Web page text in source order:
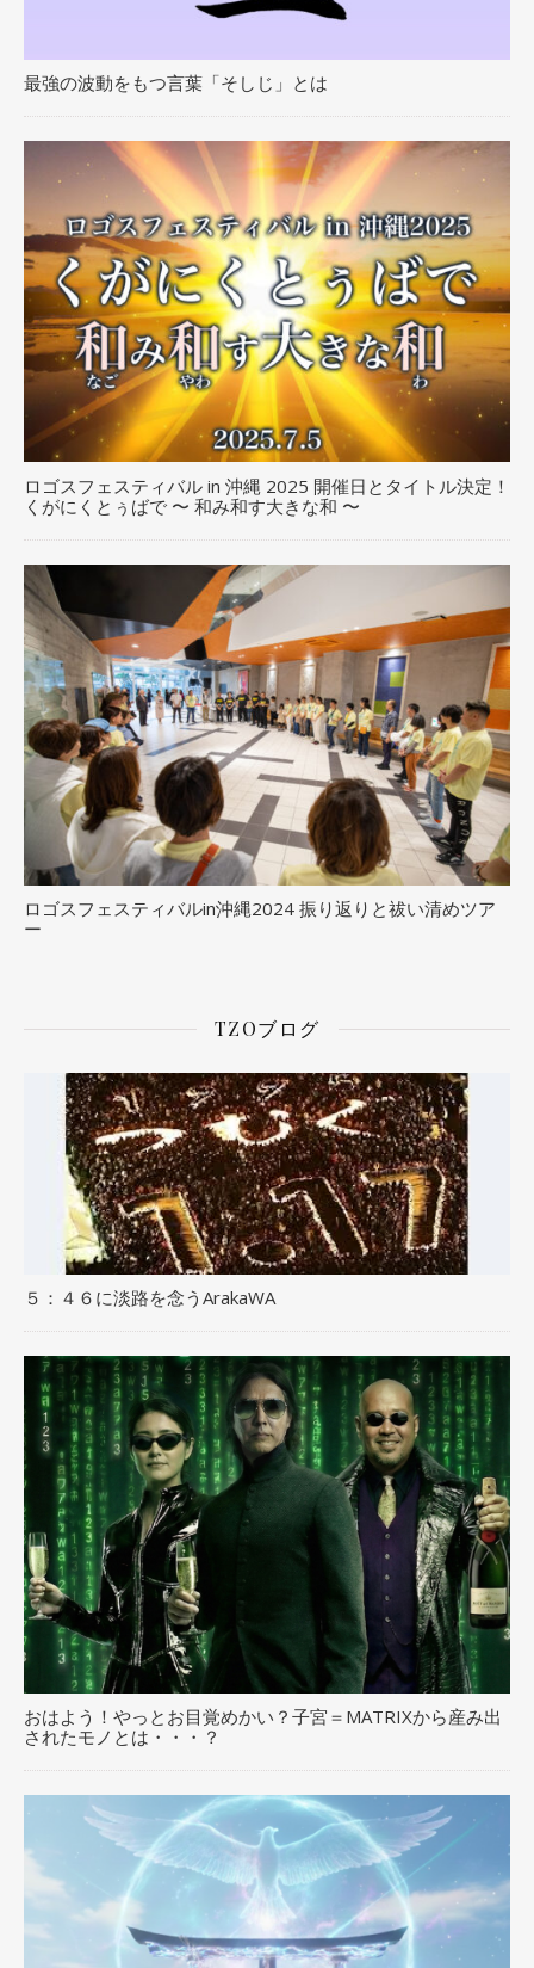
最強の波動をもつ言葉「そしじ」とは
ロゴスフェスティバル in 沖縄 2025 開催日とタイトル決定！
くがにくとぅばで 〜 和み和す大きな和 〜
ロゴスフェスティバルin沖縄2024 振り返りと祓い清めツア
ー
TZOブログ
５：４６に淡路を念うArakaWA
おはよう！やっとお目覚めかい？子宮＝MATRIXから産み出
されたモノとは・・・？